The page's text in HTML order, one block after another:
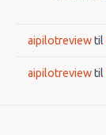
aipilotreviewtil
aipilotreviewtil